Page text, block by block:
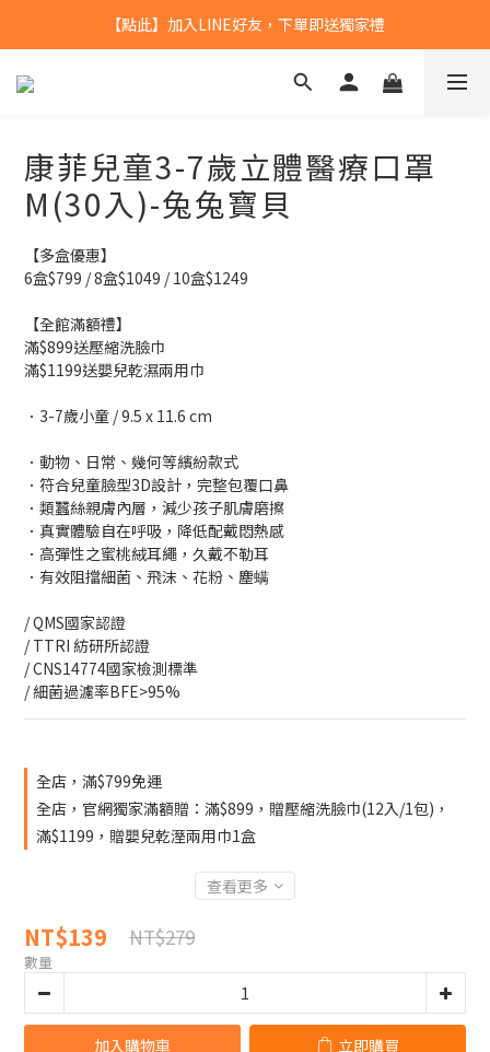
【點此】加入LINE好友，下單即送獨家禮
【點此】加入LINE好友，下單即送獨家禮
全館滿$799，本島免運
康菲兒童3-7歲立體醫療口罩
M(30入)-兔兔寶貝
【多盒優惠】
6盒$799 / 8盒$1049 / 10盒$1249
【全館滿額禮】
滿$899送壓縮洗臉巾
滿$1199送嬰兒乾濕兩用巾
．3-7歲小童 / 9.5 x 11.6 cm
．動物、日常、幾何等繽紛款式
．符合兒童臉型3D設計，完整包覆口鼻
．類蠶絲親膚內層，減少孩子肌膚磨擦
．真實體驗自在呼吸，降低配戴悶熱感
．高彈性之蜜桃絨耳繩，久戴不勒耳
．有效阻擋細菌、飛沫、花粉、塵螨
/ QMS國家認證
/ TTRI 紡研所認證
/ CNS14774國家檢測標準
/ 細菌過濾率BFE>95%
全店，滿$799免運
全店，官網獨家滿額贈：滿$899，贈壓縮洗臉巾(12入/1包)，
滿$1199，贈嬰兒乾溼兩用巾1盒
查看更多
NT$139 NT$279
數量
加入購物車 立即購買